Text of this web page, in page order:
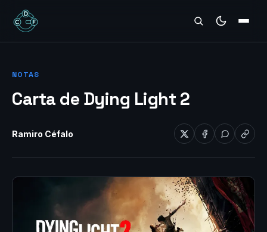
REVIEWS
NOTAS
Carta de Dying Light 2
Ramiro Céfalo